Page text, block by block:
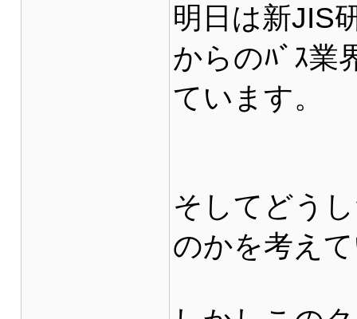
明日は新JIS
からのﾊﾞｽ業
ています。
そしてどう
のかを考え